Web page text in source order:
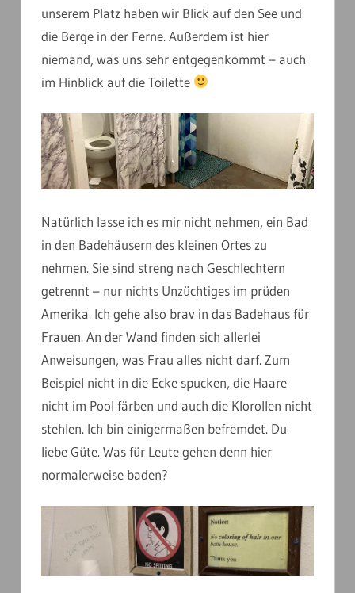
unserem Platz haben wir Blick auf den See und
die Berge in der Ferne. Außerdem ist hier
niemand, was uns sehr entgegenkommt – auch
im Hinblick auf die Toilette
Natürlich lasse ich es mir nicht nehmen, ein Bad
in den Badehäusern des kleinen Ortes zu
nehmen. Sie sind streng nach Geschlechtern
getrennt – nur nichts Unzüchtiges im prüden
Amerika. Ich gehe also brav in das Badehaus für
Frauen. An der Wand finden sich allerlei
Anweisungen, was Frau alles nicht darf. Zum
Beispiel nicht in die Ecke spucken, die Haare
nicht im Pool färben und auch die Klorollen nicht
stehlen. Ich bin einigermaßen befremdet. Du
liebe Güte. Was für Leute gehen denn hier
normalerweise baden?